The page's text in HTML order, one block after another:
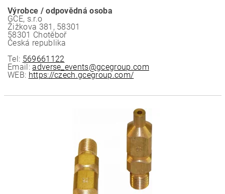
Výrobce / odpovědná osoba
GCE, s.r.o
Žižkova 381, 58301
58301 Chotěboř
Česká republika
Tel: 569661122
Email:adverse_events@gcegroup.com
WEB: https://czech.gcegroup.com/